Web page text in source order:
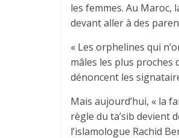
les femmes. Au Maroc,
devant aller à des
« Les orphelines qui
mâles les plus proches
dénoncent les
Mais aujourd’hui, « la
règle du ta’sib devient
l’islamologue Rachid